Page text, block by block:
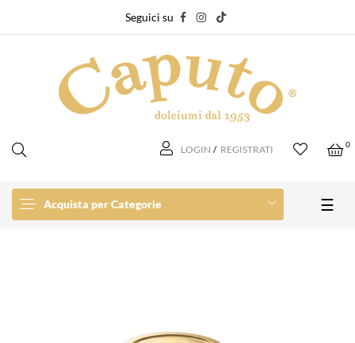
Seguici su
LOGIN / REGISTRATI 0
Acquista per Categorie ☰